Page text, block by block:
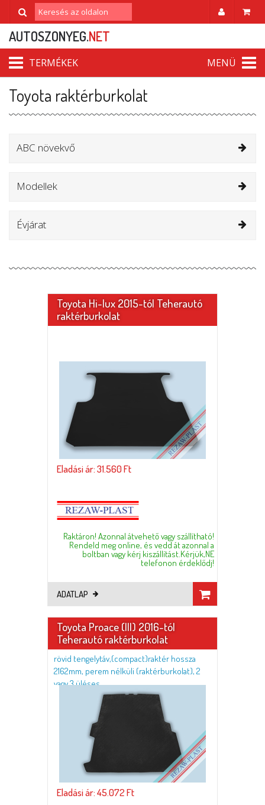
AUTOSZONYEG.NET
TERMÉKEK MENÜ
Toyota raktérburkolat
ABC növekvő
Modellek
Évjárat
Toyota Hi-lux 2015-tól Teherautó
raktérburkolat
Eladási ár: 31.560 Ft
Raktáron! Azonnal átvehető vagy szállítható!
Rendeld meg online, és vedd át azonnal a
boltban vagy kérj kiszállítást.Kérjük,NE
telefonon érdeklődj!
ADATLAP
Toyota Proace (III) 2016-tól
Teherautó raktérburkolat
rövid tengelytáv,(compact)raktér hossza
2162mm, perem nélküli (raktérburkolat), 2
vagy 3 üléses
Eladási ár: 45.072 Ft